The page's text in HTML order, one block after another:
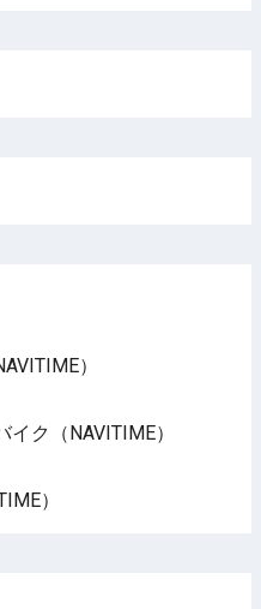
）
ク（NAVITIME）
）